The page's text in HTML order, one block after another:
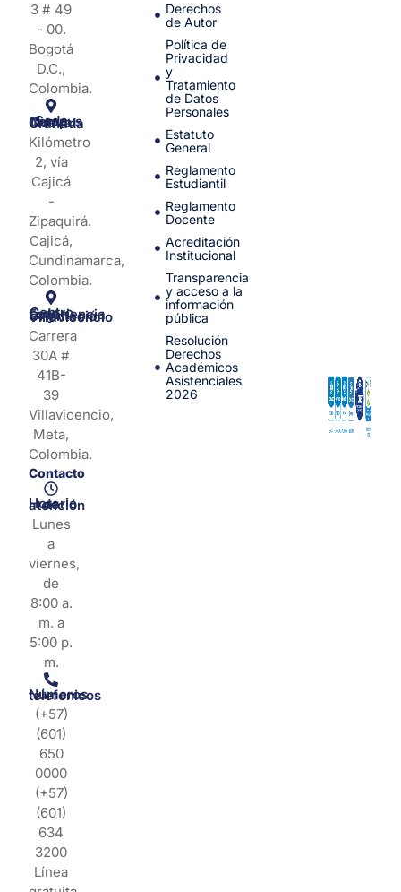
3 # 49
- 00.
Bogotá
D.C.,
Colombia.
Sede Campus Nueva Granada
Kilómetro
2, vía
Cajicá
-
Zipaquirá.
Cajicá,
Cundinamarca,
Colombia.
Centro de Experiencia y Orientación Villavicencio
Carrera
30A #
41B-
39
Villavicencio,
Meta,
Colombia.
Contacto
Horario de atención
Lunes
a
viernes,
de
8:00 a.
m. a
5:00 p.
m.
Números telefonicos
(+57)
(601)
650
0000
(+57)
(601)
634
3200
Línea
Derechos
de Autor
Política de
Privacidad
y
Tratamiento
de Datos
Personales
Estatuto
General
Reglamento
Estudiantil
Reglamento
Docente
Acreditación
Institucional
Transparencia
y acceso a la
información
pública
Resolución
Derechos
Académicos
Asistenciales
2026